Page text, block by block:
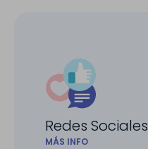
Redes Sociales
MÁS INFO